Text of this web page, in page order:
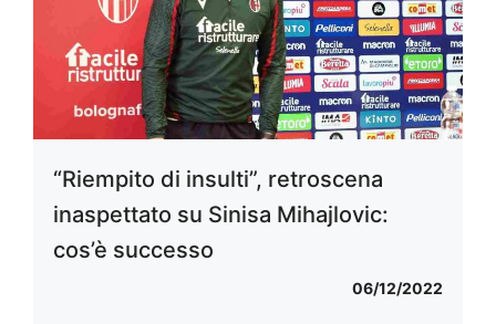
“Riempito di insulti”, retroscena
inaspettato su Sinisa Mihajlovic:
cos’è successo
06/12/2022